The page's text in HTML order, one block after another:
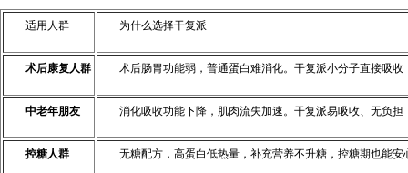
适用人群 为什么选择干复派
术后康复人群 术后肠胃功能弱，普通蛋白难消化。干复派小分子直接吸
中老年朋友 消化吸收功能下降，肌肉流失加速。干复派易吸收、无负担
控糖人群 无糖配方，高蛋白低热量，补充营养不升糖，控糖期也能安